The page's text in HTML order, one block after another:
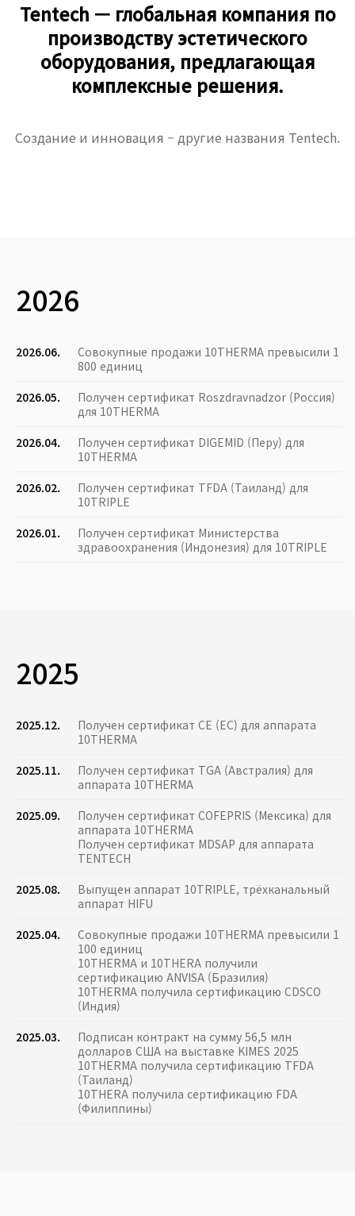
Tentech — глобальная компания по
производству эстетического
оборудования, предлагающая
комплексные решения.
Создание и инновация – другие названия Tentech.
2026
2026.06.
Совокупные продажи 10THERMA превысили 1
800 единиц
2026.05.
Получен сертификат Roszdravnadzor (Россия)
для 10THERMA
2026.04.
Получен сертификат DIGEMID (Перу) для
10THERMA
2026.02.
Получен сертификат TFDA (Таиланд) для
10TRIPLE
2026.01.
Получен сертификат Министерства
здравоохранения (Индонезия) для 10TRIPLE
2025
2025.12.
Получен сертификат CE (ЕС) для аппарата
10THERMA
2025.11.
Получен сертификат TGA (Австралия) для
аппарата 10THERMA
2025.09.
Получен сертификат COFEPRIS (Мексика) для
аппарата 10THERMA
Получен сертификат MDSAP для аппарата
TENTECH
2025.08.
Выпущен аппарат 10TRIPLE, трёхканальный
аппарат HIFU
2025.04.
Совокупные продажи 10THERMA превысили 1
100 единиц
10THERMA и 10THERA получили
сертификацию ANVISA (Бразилия)
10THERMA получила сертификацию CDSCO
(Индия)
2025.03.
Подписан контракт на сумму 56,5 млн
долларов США на выставке KIMES 2025
10THERMA получила сертификацию TFDA
(Таиланд)
10THERA получила сертификацию FDA
(Филиппины)